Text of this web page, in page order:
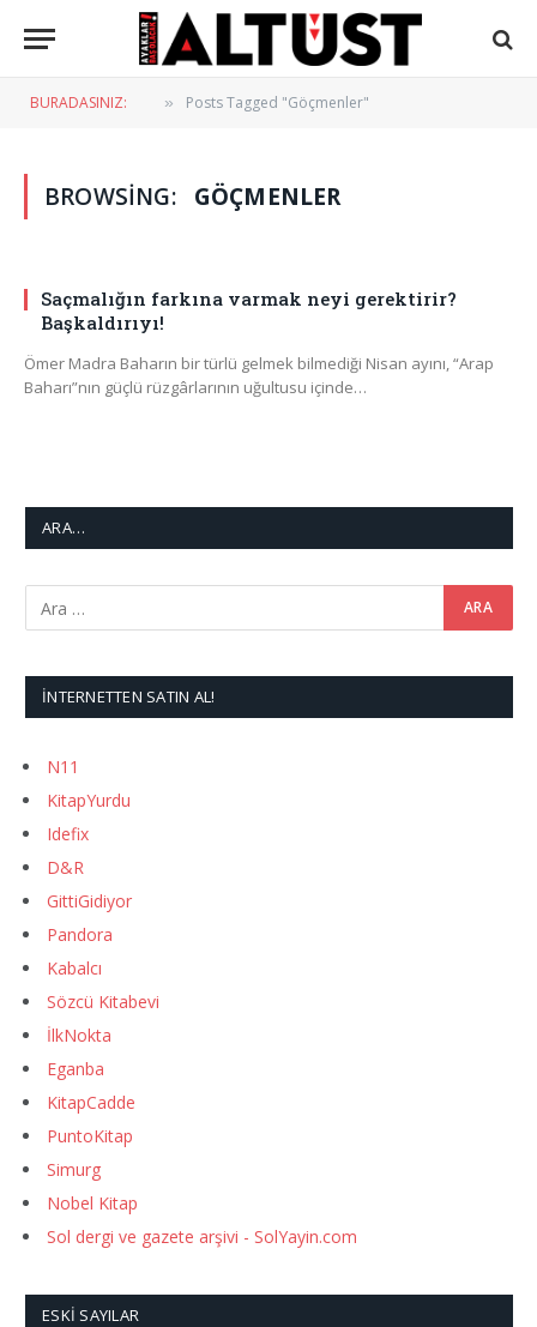
BURADASINIZ: » Posts Tagged "Göçmenler"
BROWSING: GÖÇMENLER
Saçmalığın farkına varmak neyi gerektirir?
Başkaldırıyı!
Ömer Madra Baharın bir türlü gelmek bilmediği Nisan ayını, “Arap
Baharı”nın güçlü rüzgârlarının uğultusu içinde…
ARA…
İNTERNETTEN SATIN AL!
N11
KitapYurdu
Idefix
D&R
GittiGidiyor
Pandora
Kabalcı
Sözcü Kitabevi
İlkNokta
Eganba
KitapCadde
PuntoKitap
Simurg
Nobel Kitap
Sol dergi ve gazete arşivi - SolYayin.com
ESKI SAYILAR